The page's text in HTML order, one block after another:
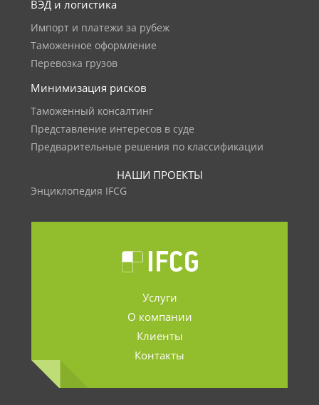
ВЭД и логистика
Импорт и платежи за рубеж
Таможенное оформление
Перевозка грузов
Минимизация рисков
Таможенный консалтинг
Представление интересов в суде
Предварительные решения по классификации
НАШИ ПРОЕКТЫ
Энциклопедия IFCG
Услуги
О компании
Клиенты
Контакты